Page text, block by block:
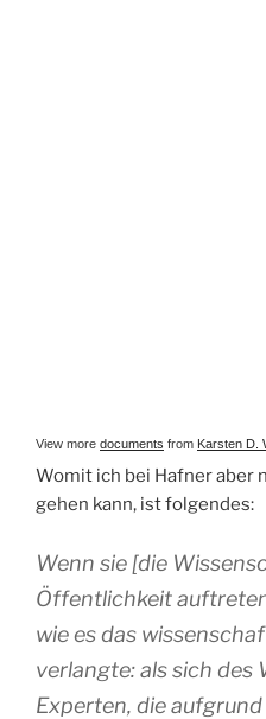
View more documents from Karsten D.
Womit ich bei Hafner aber
gehen kann, ist folgendes:
Wenn sie [die
Öffentlichkeit
wie es das
verlangte: als sich
Experten, die